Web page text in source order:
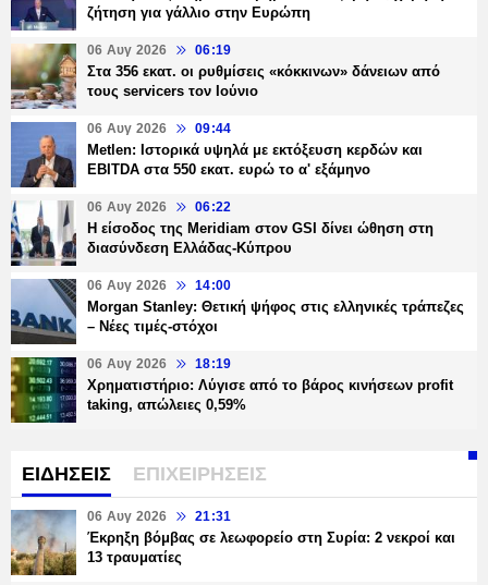
ζήτηση για γάλλιο στην Ευρώπη
06 Αυγ 2026 06:19
Στα 356 εκατ. οι ρυθμίσεις «κόκκινων» δάνειων από
τους servicers τον Ιούνιο
06 Αυγ 2026 09:44
Metlen: Ιστορικά υψηλά με εκτόξευση κερδών και
EBITDA στα 550 εκατ. ευρώ το α' εξάμηνο
06 Αυγ 2026 06:22
Η είσοδος της Meridiam στον GSI δίνει ώθηση στη
διασύνδεση Ελλάδας-Κύπρου
06 Αυγ 2026 14:00
Morgan Stanley: Θετική ψήφος στις ελληνικές τράπεζες
– Νέες τιμές-στόχοι
06 Αυγ 2026 18:19
Χρηματιστήριο: Λύγισε από το βάρος κινήσεων profit
taking, απώλειες 0,59%
ΕΙΔΗΣΕΙΣ ΕΠΙΧΕΙΡΗΣΕΙΣ
06 Αυγ 2026 21:31
Έκρηξη βόμβας σε λεωφορείο στη Συρία: 2 νεκροί και
13 τραυματίες